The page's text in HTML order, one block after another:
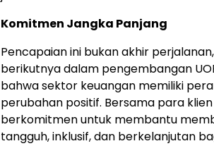
Komitmen Jangka Panjang
Pencapaian ini bukan akhir
berikutnya dalam pengembangan
bahwa sektor keuangan memiliki
perubahan positif. Bersama para
berkomitmen untuk membantu
tangguh, inklusif, dan berkelanjutan